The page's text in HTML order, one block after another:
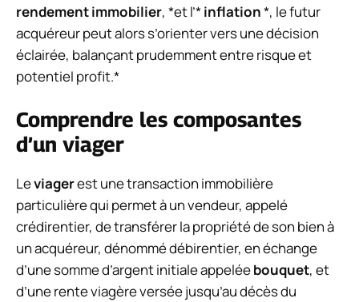
rendement immobilier, *et l’*inflation*, le futur
acquéreur peut alors s’orienter vers une décision
éclairée, balançant prudemment entre risque et
potentiel profit.*
Comprendre les composantes
d’un viager
Leviagerest une transaction immobilière
particulière qui permet à un vendeur, appelé
crédirentier, de transférer la propriété de son bien à
un acquéreur, dénommé débirentier, en échange
d’une somme d’argent initiale appeléebouquet, et
d’une rente viagère versée jusqu’au décès du